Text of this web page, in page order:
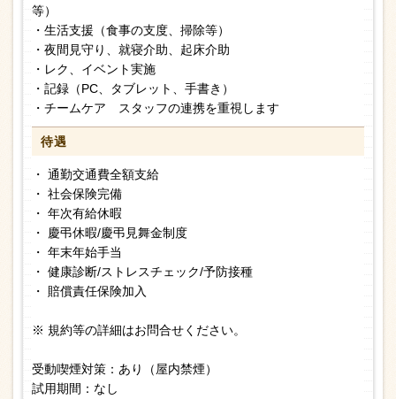
等）
・生活支援（食事の支度、掃除等）
・夜間見守り、就寝介助、起床介助
・レク、イベント実施
・記録（PC、タブレット、手書き）
・チームケア スタッフの連携を重視します
待遇
・ 通勤交通費全額支給
・ 社会保険完備
・ 年次有給休暇
・ 慶弔休暇/慶弔見舞金制度
・ 年末年始手当
・ 健康診断/ストレスチェック/予防接種
・ 賠償責任保険加入
※ 規約等の詳細はお問合せください。
受動喫煙対策：あり（屋内禁煙）
試用期間：なし